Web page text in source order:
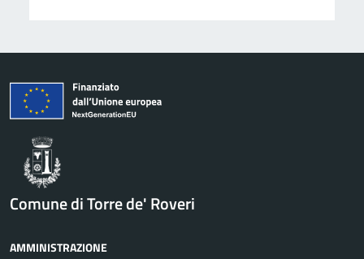
Comune di Torre de' Roveri
AMMINISTRAZIONE